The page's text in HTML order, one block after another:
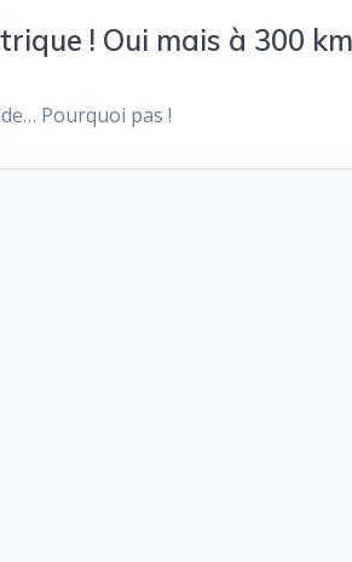
! Oui mais à 300
Pourquoi pas !